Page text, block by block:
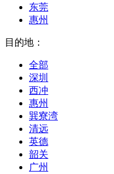
东莞
惠州
目的地：
全部
深圳
西冲
惠州
巽寮湾
清远
英德
韶关
广州